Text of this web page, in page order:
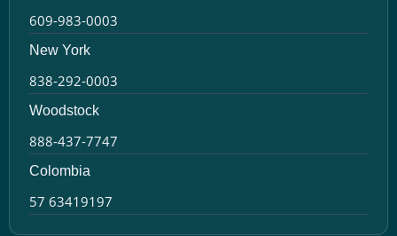
609-983-0003
New York
838-292-0003
Woodstock
888-437-7747
Colombia
57 63419197